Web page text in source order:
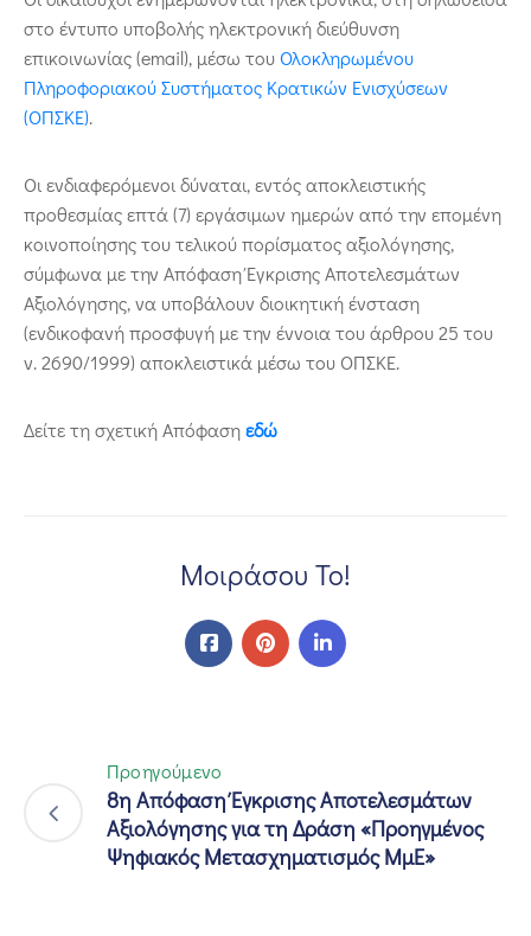
στο έντυπο υποβολής ηλεκτρονική διεύθυνση
επικοινωνίας (email), μέσω τουΟλοκληρωμένου
Πληροφοριακού Συστήματος Κρατικών Ενισχύσεων
(ΟΠΣΚΕ).
Οι ενδιαφερόμενοι δύναται, εντός αποκλειστικής
προθεσμίας επτά (7) εργάσιμων ημερών από την επομένη
κοινοποίησης του τελικού πορίσματος αξιολόγησης,
σύμφωνα με την Απόφαση Έγκρισης Αποτελεσμάτων
Αξιολόγησης, να υποβάλουν διοικητική ένσταση
(ενδικοφανή προσφυγή με την έννοια του άρθρου 25 του
ν. 2690/1999) αποκλειστικά μέσω του ΟΠΣΚΕ.
Δείτε τη σχετική Απόφασηεδώ
Μοιράσου Το!
Προηγούμενο
8η Απόφαση Έγκρισης Αποτελεσμάτων
Αξιολόγησης για τη Δράση «Προηγμένος
Ψηφιακός Μετασχηματισμός ΜμΕ»